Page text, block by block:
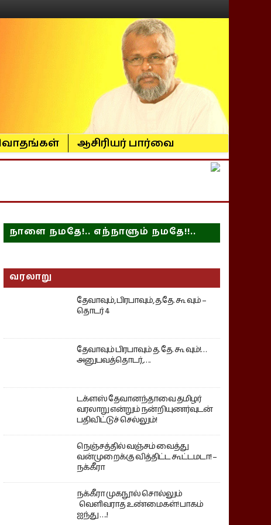
ஆசிரியர் பார்வை
நாளை நமதே!.. எந்நாளும் நமதே!!..
வரலாறு
தேவாவும், பிரபாவும், த.தே. கூ வும் –
தொடர் 4
தேவாவும் பிரபாவும் த. தே. கூ வும்!…
அனுபவத்தொடர்,….
டக்ளஸ் தேவானந்தாவை தமிழர்
வரலாறு என்றும் நன்றியுணர்வுடன்
பதிவிட்டுச் செல்லும்!
நெஞ்சத்தில் வஞ்சம் வைத்து
வன்முறைக்கு வித்திட்ட கூட்டமடா! –
நக்கீரா
நக்கீரா முகநூல் சொல்லும்
வெளிவராத உண்மைகள்! பாகம்
ஐந்து ….!